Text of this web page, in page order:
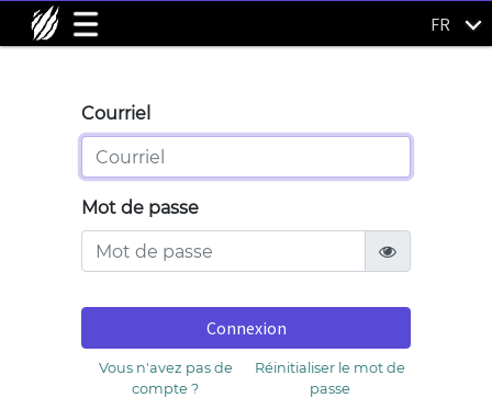
FR
Courriel
Mot de passe
Connexion
Vous n'avez pas de
compte ?
Réinitialiser le mot de
passe